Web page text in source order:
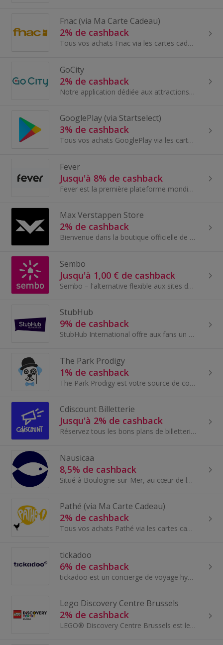
Fnac (via Ma Carte Cadeau)
2% de cashback
Tous vos achats Fnac via les cartes cadeaux Ma Carte Cadeau pour économiser un maximum sur vos achats en ligne comme en magasin - articles électron...
GoCity
2% de cashback
Notre application dédiée aux attractions touristiques propose l'accès à plus de 400 attractions, activités, visites guidées et musées pour un prix...
GooglePlay (via Startselect)
3% de cashback
Tous vos achats GooglePlay via les cartes cadeaux Startselect pour économiser un maximum sur vos achats - Trouvez votre bonheur parmi des millions...
Fever
Jusqu'à 8% de cashback
Fever est la première plateforme mondiale de découverte de divertissements qui aide des millions de personnes à profiter des meilleures expériences...
Max Verstappen Store
2% de cashback
Bienvenue dans la boutique officielle de Max Verstappen. Entrez. À fond les gaz. Soutenez le quadruple champion du mon...
Sembo
Jusqu'à 1,00 € de cashback
Sembo – l'alternative flexible aux sites de réservation de voyages traditionnels. Avec Sembo, vous pouvez tout réserver, d'un simple séjour à l'...
StubHub
9% de cashback
StubHub International offre aux fans un marché mondial sécurisé, transparent et fiable pour l’achat de billets pour des événements sportifs et musi...
The Park Prodigy
1% de cashback
The Park Prodigy est votre source de confiance pour les billets et forfaits vacances du parc à thème.
Cdiscount Billetterie
Jusqu'à 2% de cashback
Réservez tous les bons plans de billetterie pas cher sur Cdiscount Billetterie.
Nausicaa
8,5% de cashback
Situé à Boulogne-sur-Mer, au cœur de la Côte d’Opale, Nausicaá est le plus grand aquarium d’Europe et un lieu d’émerveillement pour toute la famill...
Pathé (via Ma Carte Cadeau)
2% de cashback
Tous vos achats Pathé via les cartes cadeaux Ma Carte Cadeau pour économiser un maximum sur vos achats en ligne comme en magasin - Les cinémas Path...
tickadoo
6% de cashback
tickadoo est un concierge de voyage hyper-personnalisé basé sur l'IA qui aide les utilisateurs à découvrir et à réserver des activités incroyables...
Lego Discovery Centre Brussels
2% de cashback
LEGO® Discovery Centre Brussels est le terrain de jeu intérieur LEGO ultime avec plus de 12 aires de jeux. Un manège, des ateliers et des millions...